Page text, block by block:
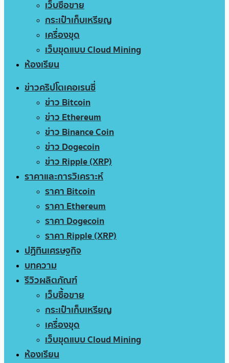
เว็บซื้อขาย
กระเป๋าเก็บเหรียญ
เครื่องขุด
เว็บขุดแบบ Cloud Mining
ห้องเรียน
ข่าวคริปโตเคอเรนซี่
ข่าว Bitcoin
ข่าว Ethereum
ข่าว Binance Coin
ข่าว Dogecoin
ข่าว Ripple (XRP)
ราคาและการวิเคราะห์
ราคา Bitcoin
ราคา Ethereum
ราคา Dogecoin
ราคา Ripple (XRP)
ปฏิทินเศรษฐกิจ
บทความ
รีวิวผลิตภัณฑ์
เว็บซื้อขาย
กระเป๋าเก็บเหรียญ
เครื่องขุด
เว็บขุดแบบ Cloud Mining
ห้องเรียน